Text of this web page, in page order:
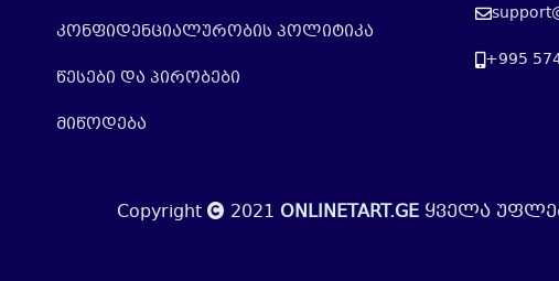
კონფიდენციალურობის პოლიტიკა
წესები და პირობები
მიწოდება
+995
Copyright 2021 ONLINETART.GEყველა